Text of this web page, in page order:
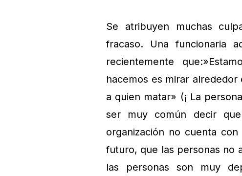
Se atribuyen muchas
fracaso. Una funcionaria
recientemente
hacemos es mirar
a quien matar» (¡ La
ser muy común decir
organización no cuenta
futuro, que las personas no
las personas son muy